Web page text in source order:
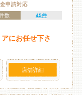
申請対応
数 45件
にお任せ下さ
店舗詳細